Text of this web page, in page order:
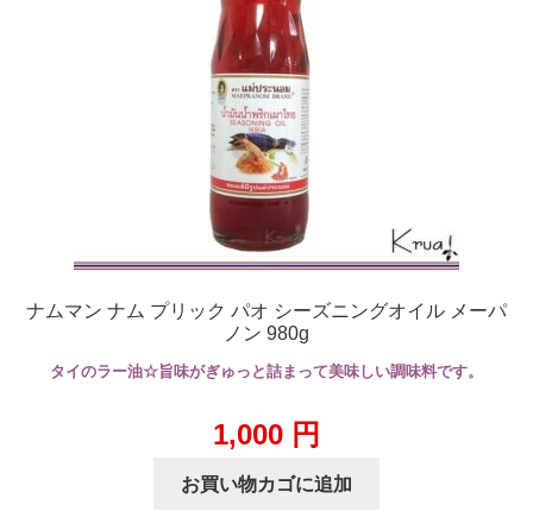
ナムマン ナム プリック パオ シーズニングオイル メーパ
ノン 980g
タイのラー油☆旨味がぎゅっと詰まって美味しい調味料です。
1,000 円
お買い物カゴに追加